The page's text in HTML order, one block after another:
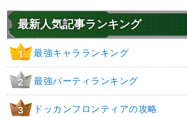
最新人気記事ランキング
1 最強キャラランキング
2 最強パーティランキング
3 ドッカンフロンティアの攻略